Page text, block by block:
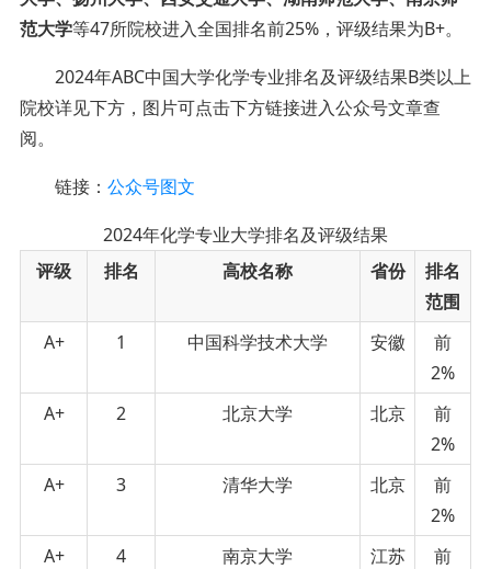
范大学等47所院校进入全国排名前25%，评级结果为B+。
2024年ABC中国大学化学专业排名及评级结果B类以上
院校详见下方，图片可点击下方链接进入公众号文章查
阅。
链接： 公众号图文
2024年化学专业大学排名及评级结果
评级
排名 高校名称 省份
排名
范围
A+
1 中国科学技术大学 安徽
前
2%
A+
2 北京大学 北京
前
2%
A+
3 清华大学 北京
前
2%
A+
4 南京大学 江苏
前